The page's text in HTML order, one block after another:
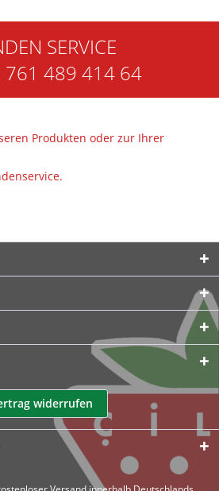
SERVICE
761 489 414 64
Produkten oder zur Ihrer
widerrufen